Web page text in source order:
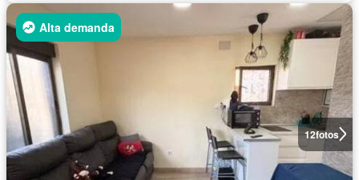
12fotos
Alta demanda